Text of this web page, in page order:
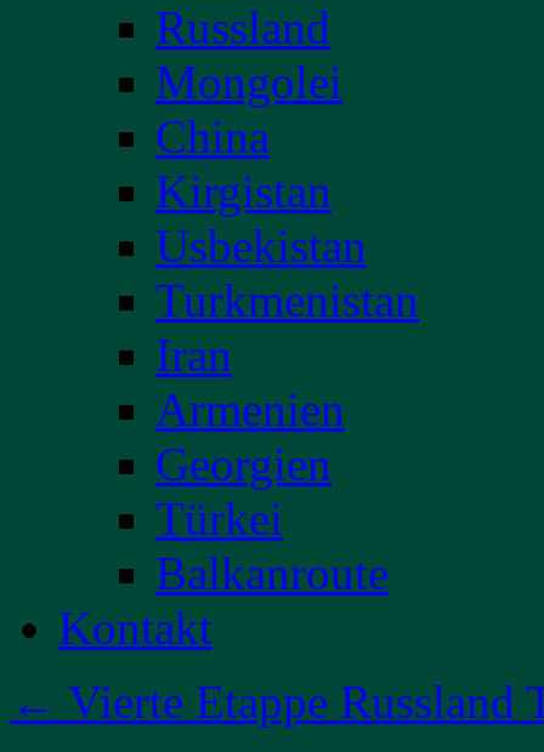
Russland
Mongolei
China
Kirgistan
Usbekistan
Turkmenistan
Iran
Armenien
Georgien
Türkei
Balkanroute
Kontakt
← Vierte Etappe Russland